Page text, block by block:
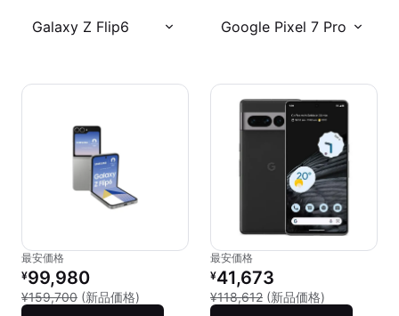
Galaxy Z Flip6 Google Pixel 7 Pro
最安価格
リファービッシュ品の価格：
¥99,980
¥159,700 (新品価格) 新品との比較：¥159,700
最安価格
リファービッシュ品の価格：
¥41,673
¥118,612 (新品価格)